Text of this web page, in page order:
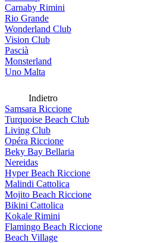
Carnaby Rimini
Rio Grande
Wonderland Club
Vision Club
Pascià
Monsterland
Uno Malta
Indietro
Samsara Riccione
Turquoise Beach Club
Living Club
Opéra Riccione
Beky Bay Bellaria
Nereidas
Hyper Beach Riccione
Malindi Cattolica
Mojito Beach Riccione
Bikini Cattolica
Kokale Rimini
Flamingo Beach Riccione
Beach Village